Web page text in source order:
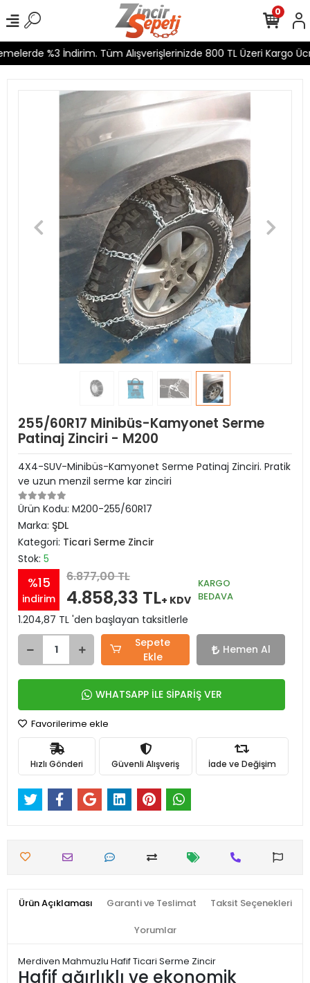
%3 İndirim. Tüm Alışverişlerinizde 800 TL Üzeri Kargo
0
255/60R17 Minibüs-Kamyonet Serme
Patinaj Zinciri - M200
4X4-SUV-Minibüs-Kamyonet Serme Patinaj Zinciri. Pratik
ve uzun menzil serme kar zinciri
Ürün Kodu: M200-255/60R17
Marka: ŞDL
Kategori: Ticari Serme Zincir
Stok: 5
%15
indirim
6.877,00 TL
4.858,33 TL+ KDV
KARGO
BEDAVA
1.204,87 TL 'den başlayan taksitlerle
Sepete
Ekle
Hemen Al
WHATSAPP İLE SİPARİŞ VER
Favorilerime ekle
Hızlı Gönderi Güvenli Alışveriş İade ve Değişim
Ürün Açıklaması Garanti ve Teslimat Taksit Seçenekleri
Yorumlar
Merdiven Mahmuzlu Hafif Ticari Serme Zincir
Hafif ağırlıklı ve ekonomik